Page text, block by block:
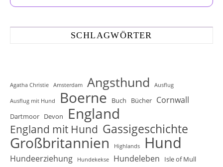
SCHLAGWÖRTER
Agatha Christie Amsterdam Angsthund Ausflug
Ausflug mit Hund Boerne Buch Bücher Cornwall
Dartmoor Devon England
England mit Hund Gassigeschichte
Großbritannien Highlands Hund
Hundeerziehung Hundekekse Hundeleben Isle of Mull